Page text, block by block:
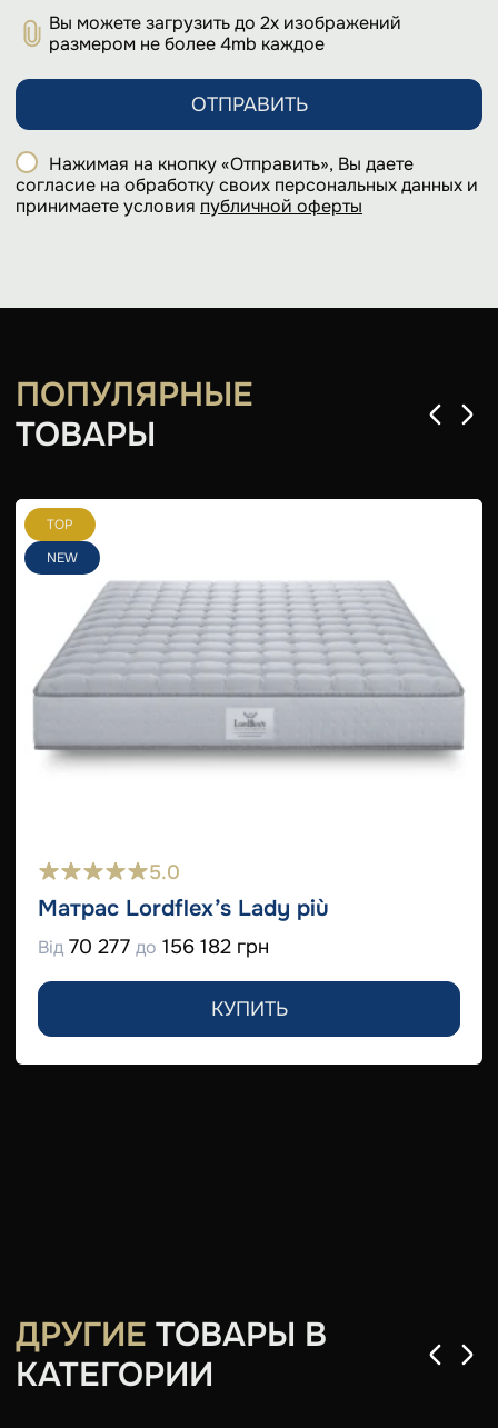
Вы можете загрузить до 2х изображений
размером не более 4mb каждое
ОТПРАВИТЬ
Нажимая на кнопку «Отправить», Вы даете
согласие на обработку своих персональных данных и
принимаете условия публичной оферты
ПОПУЛЯРНЫЕ
ТОВАРЫ
TOP
NEW
5.0
Матрас Lordflex’s Lady più
Від 70 277 до 156 182 грн
КУПИТЬ
ДРУГИЕ ТОВАРЫ В
КАТЕГОРИИ